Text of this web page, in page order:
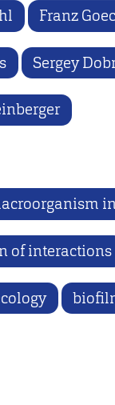
Franz
Sergey
of interactions